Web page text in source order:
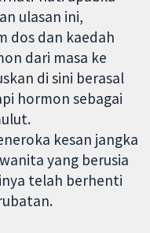
ulasan ini,
dos dan kaedah
dari masa ke
di sini berasal
hormon sebagai
kesan jangka
yang berusia
telah berhenti